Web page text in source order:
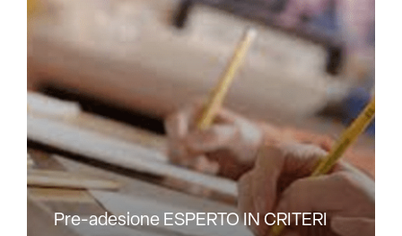
Pre-adesione ESPERTO IN CRITERI